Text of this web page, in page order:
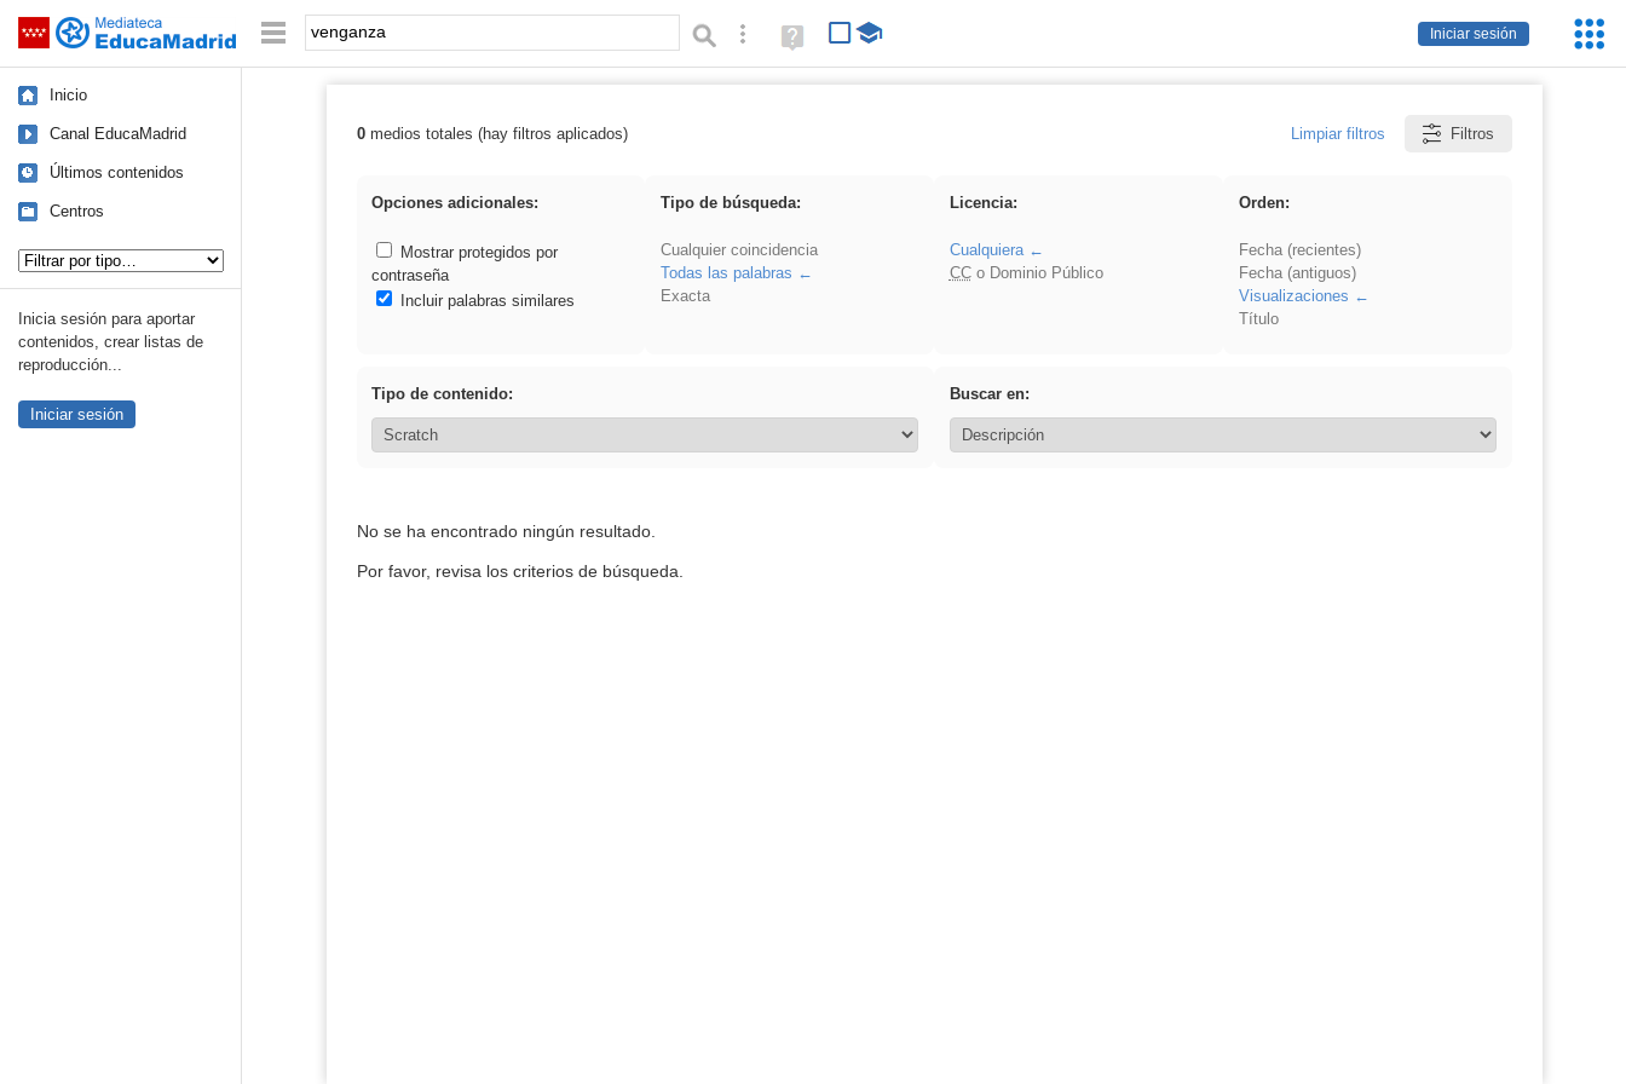
Saltar navegación
Iniciar sesión
Palabra o frase: Búsqueda avanzada
Ayuda
(en
Inicio
Canal EducaMadrid
Últimos contenidos
Centros
Inicia sesión para aportar
contenidos, crear listas de
reproducción...
Iniciar sesión
Resultados de: venganza
0medios totales (hay filtros aplicados) Limpiar filtros Filtros
Opciones adicionales:
Mostrar protegidos por
contraseña
Incluir palabras similares
Tipo de búsqueda:
Cualquier coincidencia
Todas las palabras
Exacta
Licencia:
Cualquiera
CCo Dominio Público
Orden:
Fecha (recientes)
Fecha (antiguos)
Visualizaciones
Título
Tipo de contenido: Buscar en:
No se ha encontrado ningún resultado.
Por favor, revisa los criterios de búsqueda.